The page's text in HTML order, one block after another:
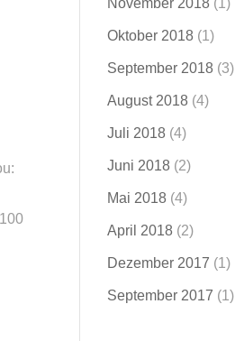
November 2018 (1)
Oktober 2018 (1)
September 2018 (3)
August 2018 (4)
Juli 2018 (4)
Juni 2018 (2)
Mai 2018 (4)
April 2018 (2)
Dezember 2017 (1)
September 2017 (1)